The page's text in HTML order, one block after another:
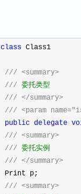
class Class1
/// <summary>
/// 委托类型
/// </summary>
/// <param
public delegate
/// <summary>
/// 委托实例
/// </summary>
        Print p;
/// <summary>